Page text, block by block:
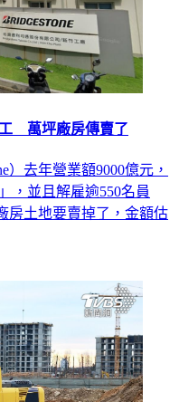
萬坪廠房傳賣了
）去年營業額9000億元，
，並且解雇逾550名員
房土地要賣掉了，金額估